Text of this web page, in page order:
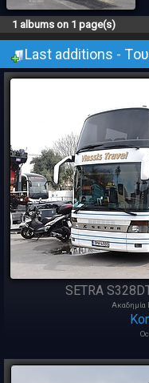
1 albums on 1 page(s)
Last additions -
SETRA
Ακαδημία